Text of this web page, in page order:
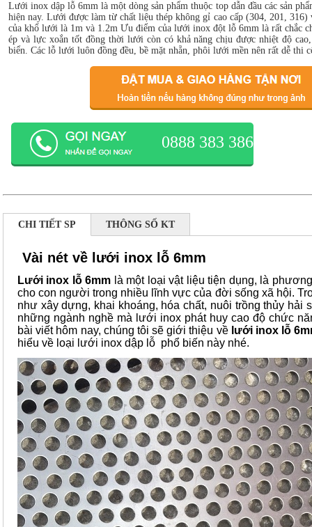
Lưới inox dập lỗ 6mm là một dòng sản phẩm thuộc top dẫn đầu các sản
hiện nay. Lưới được làm từ chất liệu thép không gỉ cao cấp (304, 201, 316)
của khổ lưới là 1m và 1.2m Ưu điểm của lưới inox đột lỗ 6mm là rất chắc
ép và lực xoắn tốt đồng thời lưới còn có khả năng chịu được nhiệt độ
biển. Các lỗ lưới luôn đồng đều, bề mặt nhẵn, phôi lưới mền nên rất dễ thi
0888 383 386
CHI TIẾT SP THÔNG SỐ KT
Vài nét về lưới inox lỗ 6mm
Lưới inox lỗ 6mm là một loại vật liệu tiện dụng, là
cho con người trong nhiều lĩnh vực của đời sống xã hội.
như xây dựng, khai khoáng, hóa chất, nuôi trồng thủy hải
những ngành nghề mà lưới inox phát huy cao độ chức
bài viết hôm nay, chúng tôi sẽ giới thiệu về lưới inox lỗ
hiểu về loại lưới inox dập lỗ phổ biến này nhé.